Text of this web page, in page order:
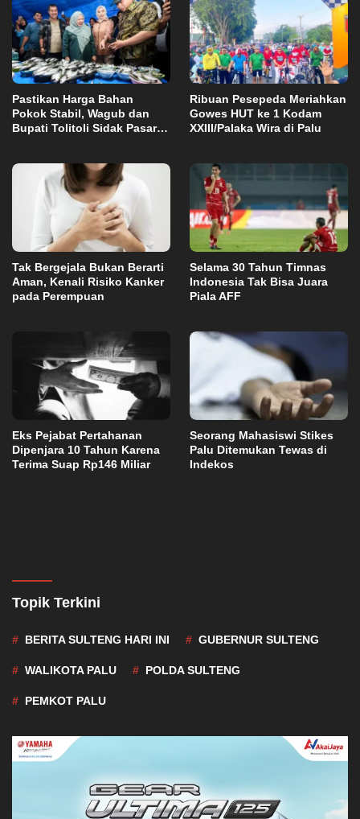
Pastikan Harga Bahan
Pokok Stabil, Wagub dan
Bupati Tolitoli Sidak Pasar
Ribuan Pesepeda Meriahkan
Gowes HUT ke 1 Kodam
XXIII/Palaka Wira di Palu
Tak Bergejala Bukan Berarti
Aman, Kenali Risiko Kanker
pada Perempuan
Selama 30 Tahun Timnas
Indonesia Tak Bisa Juara
Piala AFF
Eks Pejabat Pertahanan
Dipenjara 10 Tahun Karena
Terima Suap Rp146 Miliar
Seorang Mahasiswi Stikes
Palu Ditemukan Tewas di
Indekos
Topik Terkini
BERITA SULTENG HARI INI GUBERNUR SULTENG
WALIKOTA PALU POLDA SULTENG
PEMKOT PALU